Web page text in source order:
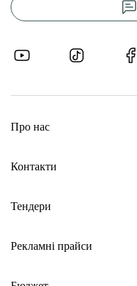
Про нас
Контакти
Тендери
Рекламні прайси